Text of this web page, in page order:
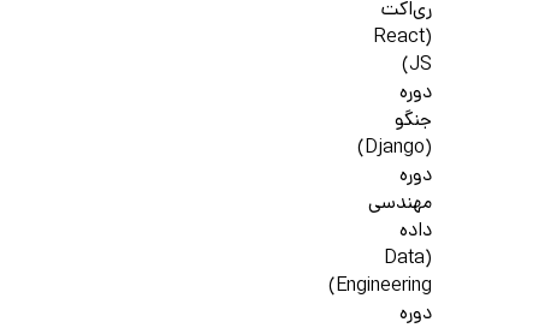
ری‌اکت
(React
JS)
دوره
جنگو
(Django)
دوره
مهندسی
داده
(Data
Engineering)
دوره